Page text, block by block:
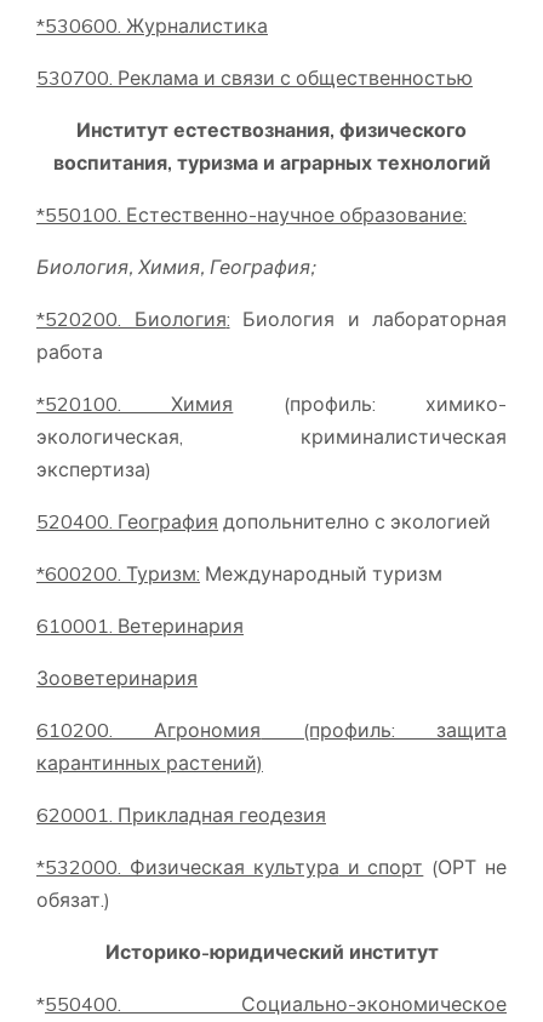
*530600. Журналистика
530700. Реклама и связи с общественностью
Институт естествознания, физического
воспитания, туризма и аграрных технологий
*550100. Естественно-научное образование:
Биология, Химия, География;
*520200. Биология: Биология и лабораторная
работа
*520100. Химия (профиль: химико-
экологическая, криминалистическая
экспертиза)
520400. География допольнително с экологией
*600200. Туризм: Международный туризм
610001. Ветеринария
Зооветеринария
610200. Агрономия (профиль: защита
карантинных растений)
620001. Прикладная геодезия
*532000. Физическая культура и спорт (ОРТ не
обязат.)
Историко-юридический институт
*550400. Социально-экономическое